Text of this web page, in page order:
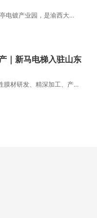
镀产业园，是渝西大…
｜新马电梯入驻山东
材研发、精深加工、产…